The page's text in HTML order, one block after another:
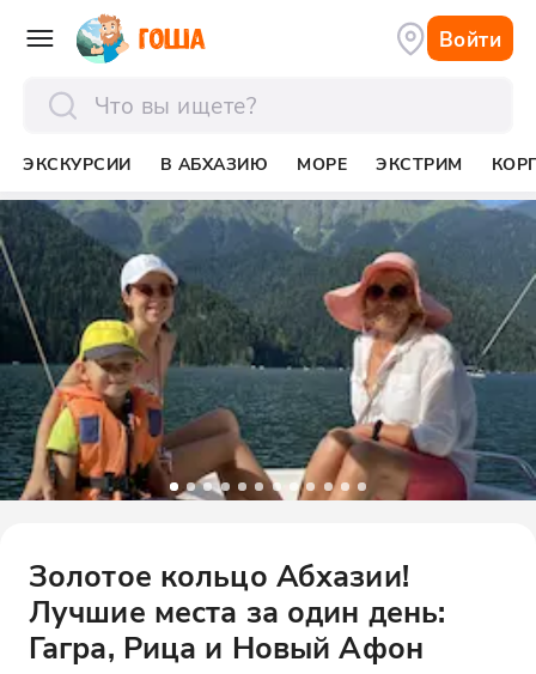
Войти
ЭКСКУРСИИ В АБХАЗИЮ МОРЕ ЭКСТРИМ
Золотое кольцо Абхазии!
Лучшие места за один день:
Гагра, Рица и Новый Афон